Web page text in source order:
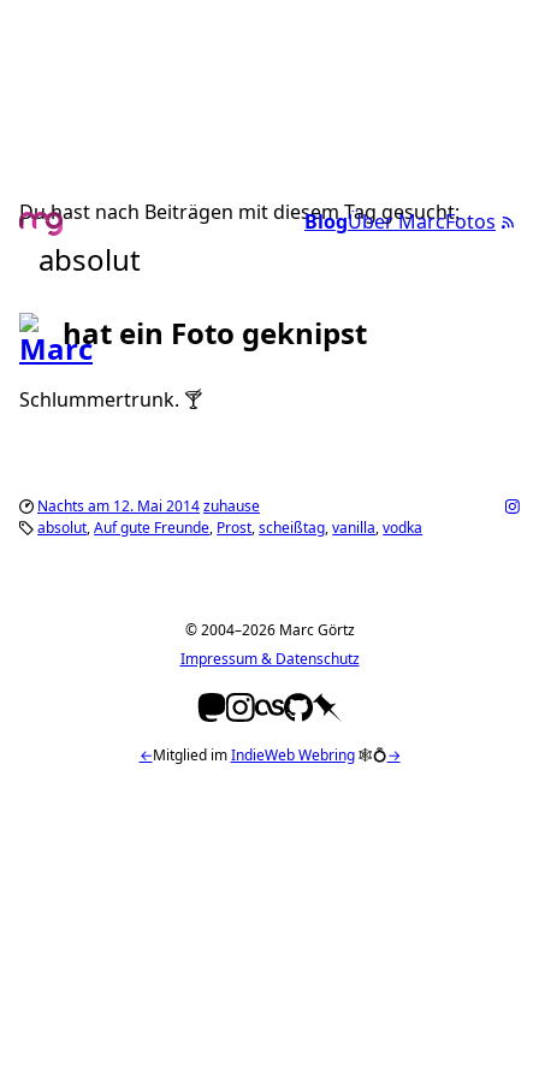
BlogÜber MarcFotos
Du hast nach Beiträgen mit diesem Tag gesucht:
absolut
hat ein Foto geknipst
Schlummertrunk. 🍸
Nachts am 12. Mai 2014zuhause
absolut Auf gute Freunde Prost scheißtag vanilla vodka
© 2004–2026 Marc Görtz
Impressum & Datenschutz
←Mitglied imIndieWeb Webring🕸💍→